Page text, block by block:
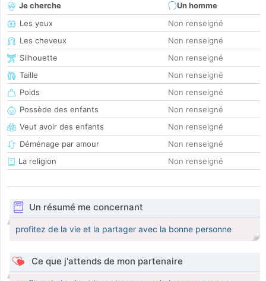
Je cherche
Un homme
Les yeux
Non renseigné
Les cheveux
Non renseigné
Silhouette
Non renseigné
Taille
Non renseigné
Poids
Non renseigné
Possède des enfants
Non renseigné
Veut avoir des enfants
Non renseigné
Déménage par amour
Non renseigné
La religion
Non renseigné
Un résumé me concernant
profitez de la vie et la partager avec la bonne personne
Ce que j'attends de mon partenaire